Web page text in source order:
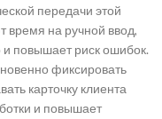
передачи этой
время на ручной ввод,
и повышает риск ошибок.
фиксировать
карточку клиента
и повышает